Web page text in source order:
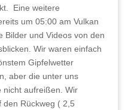
Eine weitere
um 05:00 am Vulkan
Bilder und Videos von den
Wir waren einfach
Gipfelwetter
aber die unter uns
nicht aufreißen. Wir
den Rückweg ( 2,5